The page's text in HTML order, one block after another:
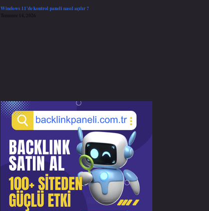
Windows 11’de kontrol paneli nasıl açılır ?
Temmuz 14, 2026